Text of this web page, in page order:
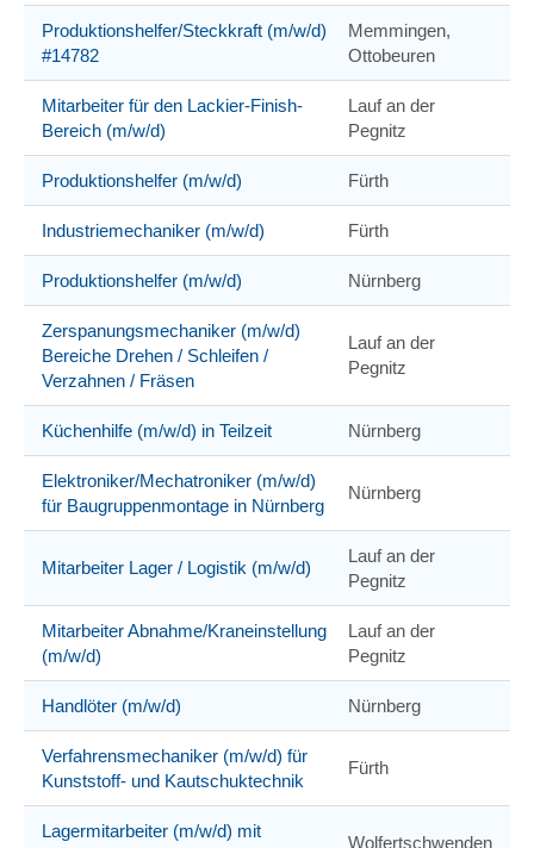
Produktionshelfer/Steckkraft (m/w/d)
#14782
Memmingen,
Ottobeuren
Mitarbeiter für den Lackier-Finish-
Bereich (m/w/d)
Lauf an der
Pegnitz
Produktionshelfer (m/w/d) Fürth
Industriemechaniker (m/w/d) Fürth
Produktionshelfer (m/w/d) Nürnberg
Zerspanungsmechaniker (m/w/d)
Bereiche Drehen / Schleifen /
Verzahnen / Fräsen
Lauf an der
Pegnitz
Küchenhilfe (m/w/d) in Teilzeit Nürnberg
Elektroniker/Mechatroniker (m/w/d)
für Baugruppenmontage in Nürnberg
Nürnberg
Mitarbeiter Lager / Logistik (m/w/d)
Lauf an der
Pegnitz
Mitarbeiter Abnahme/Kraneinstellung
(m/w/d)
Lauf an der
Pegnitz
Handlöter (m/w/d) Nürnberg
Verfahrensmechaniker (m/w/d) für
Kunststoff- und Kautschuktechnik
Fürth
Lagermitarbeiter (m/w/d) mit
Wolfertschwenden